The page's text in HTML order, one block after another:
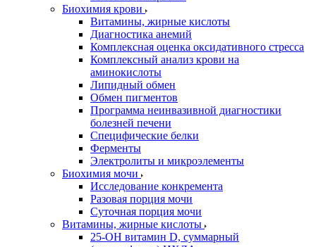
Биохимия крови
Витамины, жирные кислоты
Диагностика анемий
Комплексная оценка оксидативного стресса
Комплексный анализ крови на
аминокислоты
Липидный обмен
Обмен пигментов
Программа неинвазивной диагностики
болезней печени
Специфические белки
Ферменты
Электролиты и микроэлементы
Биохимия мочи
Исследование конкремента
Разовая порция мочи
Суточная порция мочи
Витамины, жирные кислоты
25-OH витамин D, суммарный